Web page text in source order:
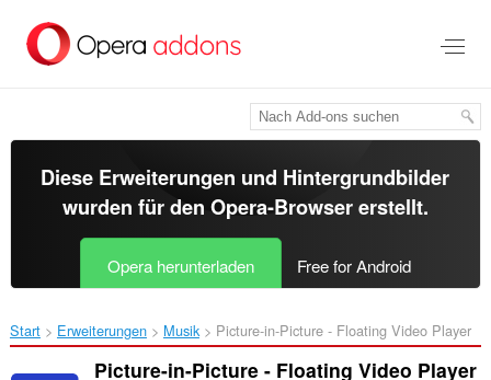
Hauptinhalt
springen
Diese Erweiterungen und Hintergrundbilder
wurden für den Opera-Browsererstellt.
Opera herunterladen Free for Android
Start Erweiterungen Musik Picture-in-Picture - Floating Video Player‎
Picture-in-Picture - Floating Video Player